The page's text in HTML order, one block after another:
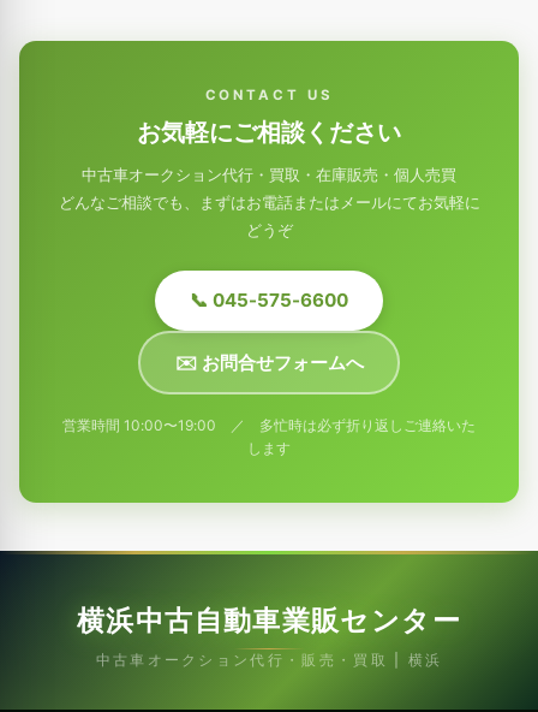
CONTACT US
お気軽にご相談ください
中古車オークション代行・買取・在庫販売・個人売買
どんなご相談でも、まずはお電話またはメールにてお気軽に
どうぞ
📞 045-575-6600
✉️ お問合せフォームへ
営業時間 10:00〜19:00 ／ 多忙時は必ず折り返しご連絡いた
します
横浜中古自動車業販センター
中古車オークション代行・販売・買取 | 横浜